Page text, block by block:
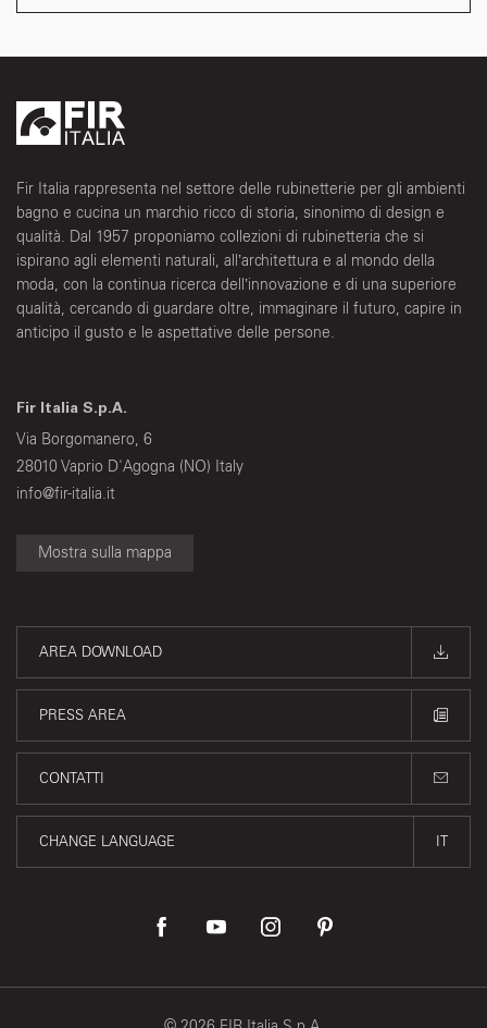
Fir Italia rappresenta nel settore delle rubinetterie per gli ambienti
bagno e cucina un marchio ricco di storia, sinonimo di design e
qualità. Dal 1957 proponiamo collezioni di rubinetteria che si
ispirano agli elementi naturali, all’architettura e al mondo della
moda, con la continua ricerca dell’innovazione e di una superiore
qualità, cercando di guardare oltre, immaginare il futuro, capire in
anticipo il gusto e le aspettative delle persone.
Fir Italia S.p.A.
Via Borgomanero, 6
28010 Vaprio D'Agogna (NO) Italy
info@fir-italia.it
Mostra sulla mappa
AREA DOWNLOAD
PRESS AREA
CONTATTI
CHANGE LANGUAGE IT